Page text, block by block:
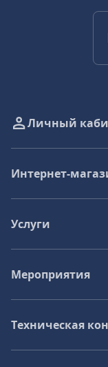
Личный
Интернет-
Услуги
Мероприятия
Техническая